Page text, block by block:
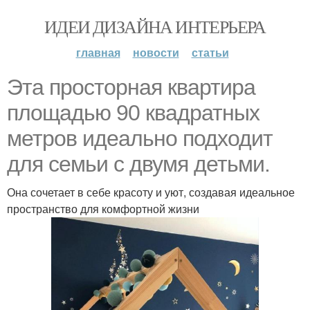
ИДЕИ ДИЗАЙНА ИНТЕРЬЕРА
главная новости статьи
Эта просторная квартира
площадью 90 квадратных
метров идеально подходит
для семьи с двумя детьми.
Она сочетает в себе красоту и уют, создавая идеальное
пространство для комфортной жизни